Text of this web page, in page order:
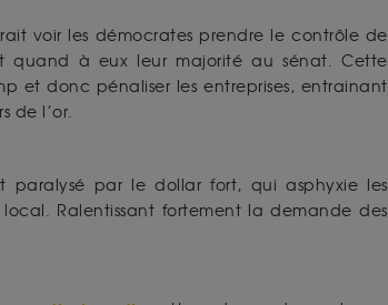
voir les démocrates prendre le contrôle de
quand à eux leur majorité au sénat. Cette
et donc pénaliser les entreprises, entrainant
de l’or.
paralysé par le dollar fort, qui asphyxie les
Ralentissant fortement la demande des